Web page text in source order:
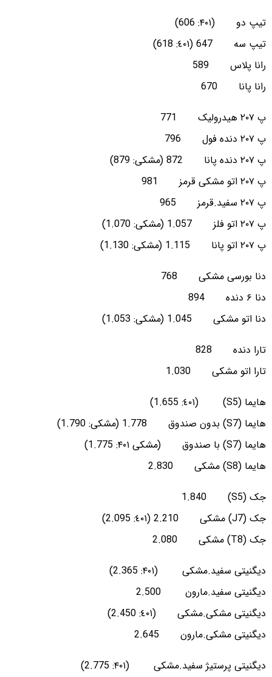
تیپ دو (۴۰۱: 606)
تیپ سه 647 (٤٠١: 618)
رانا پلاس 589
رانا پانا 670
پ ۲۰۷ هیدرولیک 771
پ ۲۰۷ دنده فول 796
پ ۲۰۷ دنده پانا 872 (مشکی: 879)
پ ۲۰۷ اتو مشکی قرمز 981
پ ۲۰۷ سفید.قرمز 965
پ ۲۰۷ اتو فلز 1.057 (مشکی: 1.070)
پ ۲۰۷ اتو پانا 1.115 (مشکی: 1.130)
دنا بورسی مشکی 768
دنا ۶ دنده 894
دنا اتو مشکی 1.045 (مشکی: 1.053)
تارا دنده 828
تارا اتو مشکی 1.030
هایما (S5) (٤٠١: 1.655)
هایما (S7) بدون صندوق 1.778 (مشکی: 1.790)
هایما (S7) با صندوق (مشکی ۴۰۱: 1.775)
هایما (S8) مشکی 2.830
جک (S5) 1.840
جک (J7) مشکی 2.210 (٤٠١: 2.095)
جک (T8) مشکی 2.080
دیگنیتی سفید.مشکی (۴۰۱: 2.365)
دیگنیتی سفید.مارون 2.500
دیگنیتی مشکی.مشکی (٤٠١: 2.450)
دیگنیتی مشکی.مارون 2.645
دیگنیتی پرستیژ سفید.مشکی (۴۰۱: 2.775)